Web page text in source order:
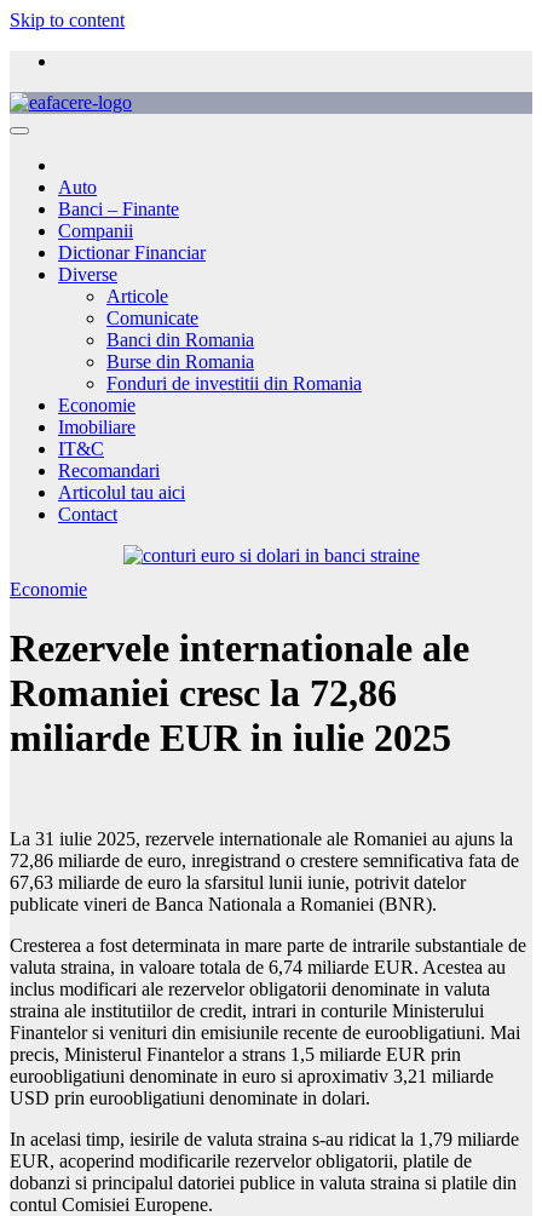
Skip to content
Auto
Banci – Finante
Companii
Dictionar Financiar
Diverse
Articole
Comunicate
Banci din Romania
Burse din Romania
Fonduri de investitii din Romania
Economie
Imobiliare
IT&C
Recomandari
Articolul tau aici
Contact
Economie
Rezervele internationale ale
Romaniei cresc la 72,86
miliarde EUR in iulie 2025
La 31 iulie 2025, rezervele internationale ale Romaniei au ajuns la
72,86 miliarde de euro, inregistrand o crestere semnificativa fata de
67,63 miliarde de euro la sfarsitul lunii iunie, potrivit datelor
publicate vineri de Banca Nationala a Romaniei (BNR).
Cresterea a fost determinata in mare parte de intrarile substantiale de
valuta straina, in valoare totala de 6,74 miliarde EUR. Acestea au
inclus modificari ale rezervelor obligatorii denominate in valuta
straina ale institutiilor de credit, intrari in conturile Ministerului
Finantelor si venituri din emisiunile recente de euroobligatiuni. Mai
precis, Ministerul Finantelor a strans 1,5 miliarde EUR prin
euroobligatiuni denominate in euro si aproximativ 3,21 miliarde
USD prin euroobligatiuni denominate in dolari.
In acelasi timp, iesirile de valuta straina s-au ridicat la 1,79 miliarde
EUR, acoperind modificarile rezervelor obligatorii, platile de
dobanzi si principalul datoriei publice in valuta straina si platile din
contul Comisiei Europene.